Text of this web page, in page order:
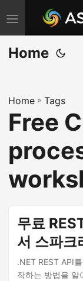
내
비
게
전
환
Home
Home » Tags
Free
무료
서 스파크
.NET REST API
작하는 방법을 알